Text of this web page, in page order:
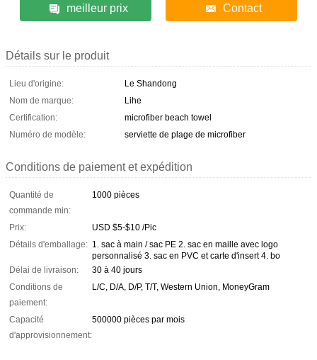
meilleur prix Contact
Détails sur le produit
Lieu d'origine:
Le Shandong
Nom de marque:
Lihe
Certification:
microfiber beach towel
Numéro de modèle:
serviette de plage de microfiber
Conditions de paiement et expédition
Quantité de
commande min:
1000 pièces
Prix:
USD $5-$10 /Pic
Détails d'emballage: 1. sac à main / sac PE 2. sac en maille avec logo
personnalisé 3. sac en PVC et carte d'insert 4. bo
Délai de livraison:
30 à 40 jours
Conditions de
paiement:
L/C, D/A, D/P, T/T, Western Union, MoneyGram
Capacité
d'approvisionnement:
500000 pièces par mois